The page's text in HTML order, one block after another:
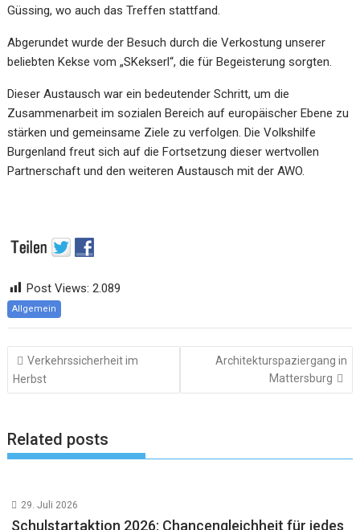
Güssing, wo auch das Treffen stattfand.
Abgerundet wurde der Besuch durch die Verkostung unserer
beliebten Kekse vom „SKekserl“, die für Begeisterung sorgten.
Dieser Austausch war ein bedeutender Schritt, um die
Zusammenarbeit im sozialen Bereich auf europäischer Ebene zu
stärken und gemeinsame Ziele zu verfolgen. Die Volkshilfe
Burgenland freut sich auf die Fortsetzung dieser wertvollen
Partnerschaft und den weiteren Austausch mit der AWO.
Post Views: 2.089
Allgemein
Beitragsnavigation
Verkehrssicherheit im
Herbst
Architekturspaziergang in
Mattersburg
Related posts
29. Juli 2026
Schulstartaktion 2026: Chancengleichheit für jedes